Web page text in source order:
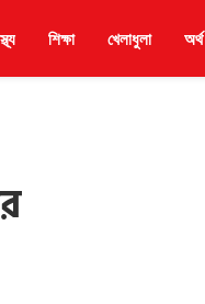
শিক্ষা খেলাধুলা